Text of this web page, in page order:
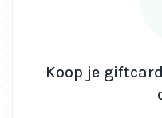
Koop je